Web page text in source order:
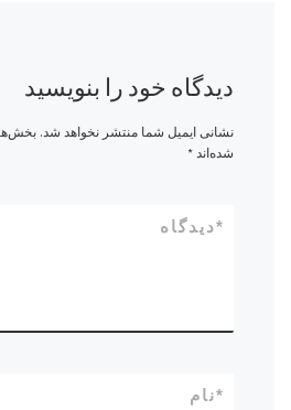
دیدگاه خود را بنویسید
نشانی ایمیل شما منتشر نخواهد شد.
شده‌اند*
دیدگاه*
نام*